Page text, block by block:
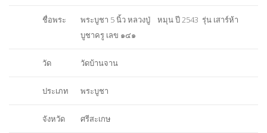
ชื่อพระ
พระบูชา 5 นิ้ว หลวงปู่ หมุน ปี 2543 รุ่น เสาร์ห้า
บูชาครู เลข ๑๔๑
วัด วัดบ้านจาน
ประเภท พระบูชา
จังหวัด ศรีสะเกษ